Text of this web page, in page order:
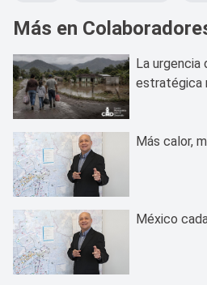
Más en
La urgencia
estratégica
Más calor,
México